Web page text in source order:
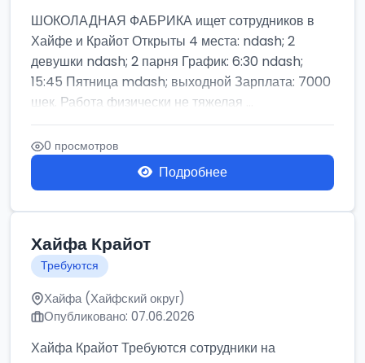
ШОКОЛАДНАЯ ФАБРИКА ищет сотрудников в
Хайфе и Крайот Открыты 4 места: ndash; 2
девушки ndash; 2 парня График: 6:30 ndash;
15:45 Пятница mdash; выходной Зарплата: 7000
шек. Работа физически не тяжелая ...
0 просмотров
Подробнее
Хайфа Крайот
Требуются
Хайфа (Хайфский округ)
Опубликовано: 07.06.2026
Хайфа Крайот Требуются сотрудники на